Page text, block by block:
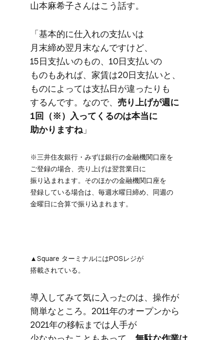
山本麻希子さんは​こう話す。
「基本的に​仕入れの​支払いは​
月末締め翌月末なんですけど、​
15日支払いの​もの、​10日支払いの​
ものも​あれば、​家賃は​20日支払いと、​
ものに​よっては​支払日が​違ったりも​
するんです。​なので、 ​売り上げが​週に​
1回​（※）​入ってくるのは​本当に​
助かりますね」
※三井住友銀行・みずほ銀行の​金融機関口座を​
ご登録の​場合、​売り上げは​翌営業日に​
振り込まれます。​その​ほかの​金融機関口座を​
登録している​場合は、​毎週​水曜​日​締め、​同週の​
金曜日に​合算で​振り込まれます。
▲Square ターミナルには​POSレジが​
搭載されている。
導入してみて​気に入ったのは、​操作が​
簡単な​ところ。​2011年の​オープンから​
2021年の​移転までは​人手が​